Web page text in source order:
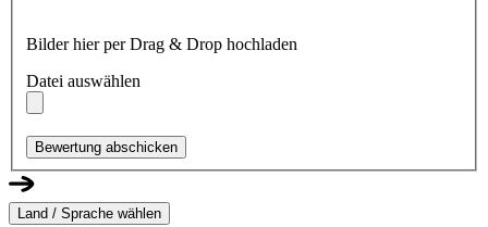
Bilder hier per Drag & Drop hochladen
Datei auswählen
Bewertung abschicken
Land / Sprache wählen